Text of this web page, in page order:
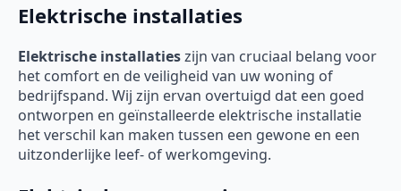
Elektrische installaties
Elektrische installatieszijn van cruciaal belang voor
het comfort en de veiligheid van uw woning of
bedrijfspand. Wij zijn ervan overtuigd dat een goed
ontworpen en geïnstalleerde elektrische installatie
het verschil kan maken tussen een gewone en een
uitzonderlijke leef- of werkomgeving.